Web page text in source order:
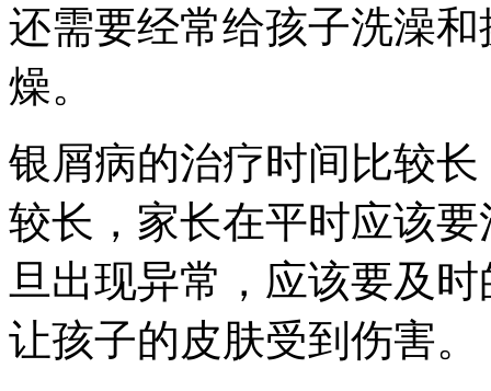
还需要经常给孩子洗澡
燥。
银屑病的治疗时间比较
较长，家长在平时应该
旦出现异常，应该要及
让孩子的皮肤受到伤害。